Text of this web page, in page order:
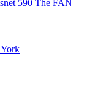
590 The FAN